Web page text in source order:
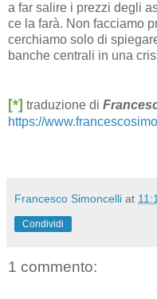
a far salire i prezzi degli
ce la farà. Non facciamo
cerchiamo solo di
banche centrali in una
[*] traduzione di
https://
Francesco Simoncelli at
Condividi
1 commento: